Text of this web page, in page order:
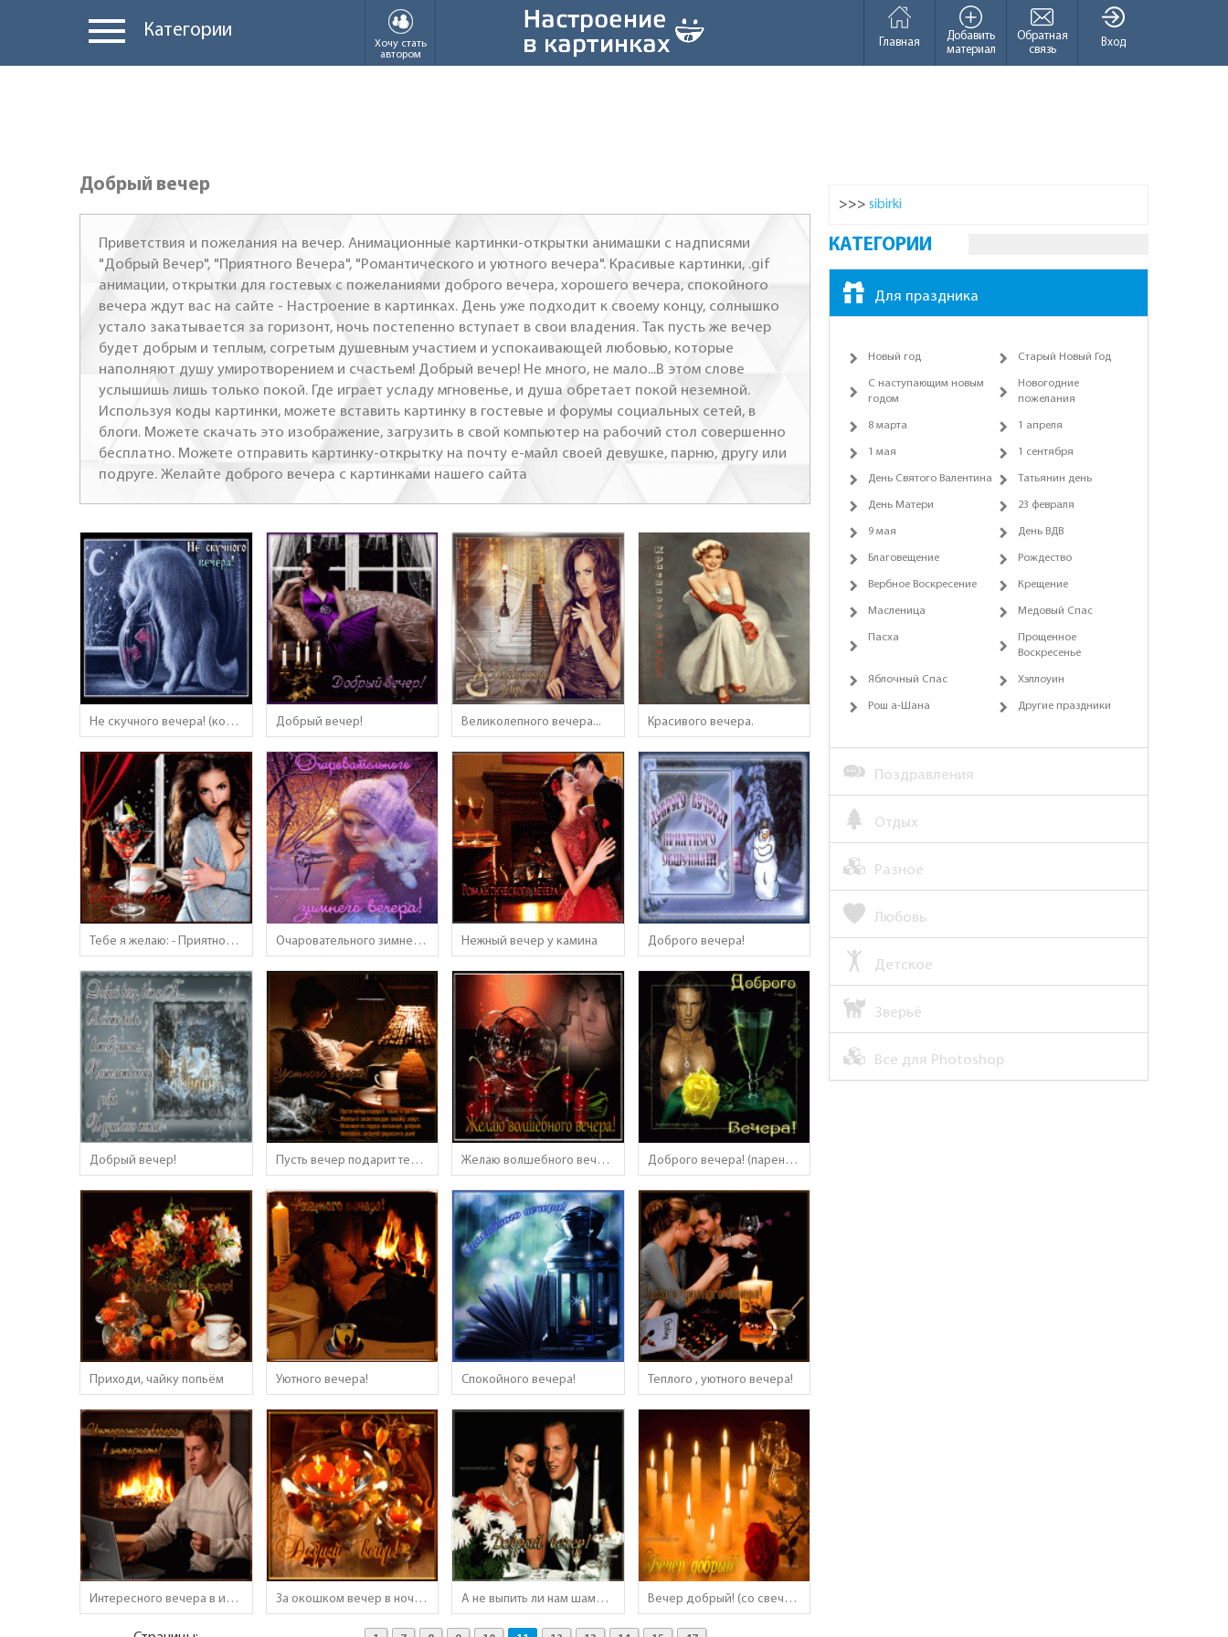
Категории
Хочу стать
автором
Вход
Обратная
связь
Добавить
материал
Главная
Добрый вечер
Приветствия и пожелания на вечер. Анимационные картинки-открытки анимашки с надписями
"Добрый Вечер", "Приятного Вечера", "Романтического и уютного вечера". Красивые картинки, .gif
анимации, открытки для гостевых с пожеланиями доброго вечера, хорошего вечера, спокойного
вечера ждут вас на сайте - Настроение в картинках. День уже подходит к своему концу, солнышко
устало закатывается за горизонт, ночь постепенно вступает в свои владения. Так пусть же вечер
будет добрым и теплым, согретым душевным участием и успокаивающей любовью, которые
наполняют душу умиротворением и счастьем! Добрый вечер! Не много, не мало...В этом слове
услышишь лишь только покой. Где играет усладу мгновенье, и душа обретает покой неземной.
Используя коды картинки, можете вставить картинку в гостевые и форумы социальных сетей, в
блоги. Можете скачать это изображение, загрузить в свой компьютер на рабочий стол совершенно
бесплатно. Можете отправить картинку-открытку на почту е-майл своей девушке, парню, другу или
подруге. Желайте доброго вечера с картинками нашего сайта
Не скучного вечера! (кот и рыбки) Добрый вечер! Великолепного вечера... Красивого вечера.
Тебе я желаю: - Приятного вечера! Очаровательного зимнего вечера! Нежный вечер у камина Доброго вечера!
Добрый вечер! Пусть вечер подарит тепло и уют Желаю волшебного вечера! Доброго вечера! (парень и роза)
Приходи, чайку попьём Уютного вечера! Спокойного вечера! Теплого , уютного вечера!
Интересного вечера в интернете! За окошком вечер в ночь роняет свечи А не выпить ли нам шампанского? Вечер добрый! (со свечами)
>>> sibirki
КАТЕГОРИИ
Для праздника
Новый год Старый Новый Год
С наступающим новым
годом
Новогодние
пожелания
8 марта 1 апреля
1 мая 1 сентября
День Святого Валентина Татьянин день
День Матери 23 февраля
9 мая День ВДВ
Благовещение Рождество
Вербное Воскресение Крещение
Масленица Медовый Спас
Пасха
Прощенное
Воскресенье
Яблочный Спас Хэллоуин
Рош а-Шана Другие праздники
Поздравления
Отдых
Разное
Любовь
Детское
Зверьё
Все для Photoshop